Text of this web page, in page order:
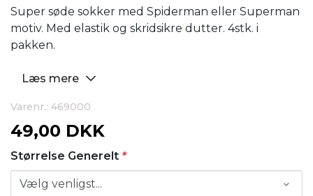
Super søde sokker med Spiderman eller Superman
motiv. Med elastik og skridsikre dutter. 4stk. i
pakken.
Læs mere
Varenr.: 469000
49,00 DKK
Størrelse Generelt *